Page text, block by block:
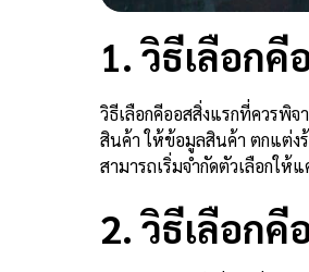
1. วิธีเลือก
วิธีเลือกคีออสสิ่งแรกที่ควรพิจ
สินค้า ให้ข้อมูลสินค้า ตกแต่ง
สามารถเริ่มจำกัดตัวเลือกให้แ
2. วิธีเลือก